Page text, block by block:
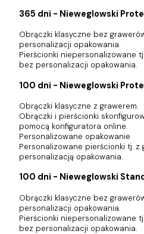
365 dni - Nieweglowski
Obrączki klasyczne bez
personalizacji opakowania.
Pierścionki niepersonalizowane
bez personalizacji opakowania.
100 dni - Nieweglowski
Obrączki klasyczne z grawerem.
Obrączki i pierścionki
pomocą konfiguratora online.
Personalizowane opakowanie
Personalizowane pierścionki tj. z
personalizacją opakowania.
100 dni - Nieweglowski
Obrączki klasyczne bez
personalizacji opakowania.
Pierścionki niepersonalizowane
bez personalizacji opakowania.